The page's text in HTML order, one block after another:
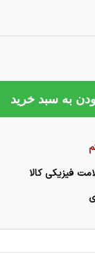
به سبد خرید
فیزیکی کالا